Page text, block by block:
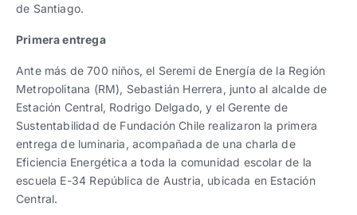
de Santiago.
Primera entrega
Ante más de 700 niños, el Seremi de Energía de la Región
Metropolitana (RM), Sebastián Herrera, junto al alcalde de
Estación Central, Rodrigo Delgado, y el Gerente de
Sustentabilidad de Fundación Chile realizaron la primera
entrega de luminaria, acompañada de una charla de
Eficiencia Energética a toda la comunidad escolar de la
escuela E-34 República de Austria, ubicada en Estación
Central.